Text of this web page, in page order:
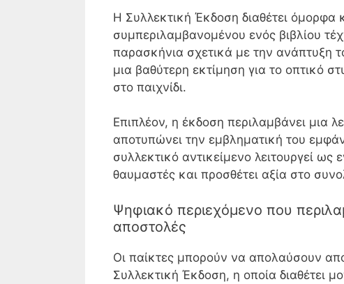
Η Συλλεκτική Έκδοση διαθέτει
συμπεριλαμβανομένου ενός βιβλίου
παρασκήνια σχετικά με την ανάπτυξη
μια βαθύτερη εκτίμηση για το οπτικό
στο παιχνίδι.
Επιπλέον, η έκδοση περιλαμβάνει μια
αποτυπώνει την εμβληματική του
συλλεκτικό αντικείμενο λειτουργεί
θαυμαστές και προσθέτει αξία στο
Ψηφιακό περιεχόμενο που
αποστολές
Οι παίκτες μπορούν να απολαύσουν
Συλλεκτική Έκδοση, η οποία διαθέτει